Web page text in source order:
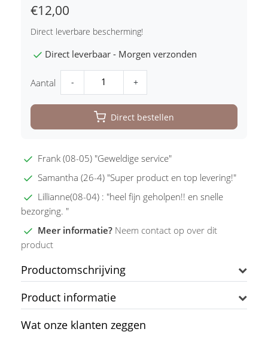
€12,00
Direct leverbare bescherming!
Direct leverbaar - Morgen verzonden
Aantal - +
Direct bestellen
Frank (08-05) "Geweldige service"
Samantha (26-4) "Super product en top levering!"
Lillianne(08-04) : "heel fijn geholpen!! en snelle
bezorging. "
Meer informatie? Neem contact op over dit
product
Productomschrijving
Product informatie
Wat onze klanten zeggen